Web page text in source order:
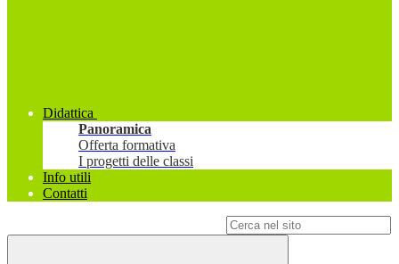
Didattica
Panoramica
Offerta formativa
I progetti delle classi
Info utili
Contatti